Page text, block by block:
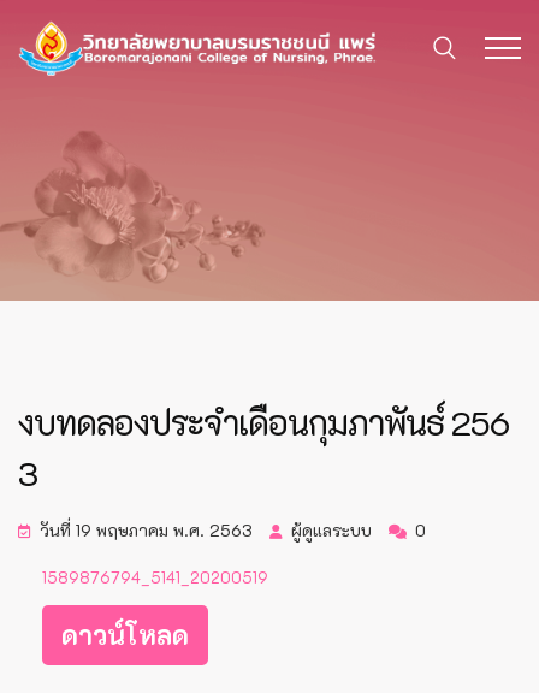
งบทดลองประจำเดือนกุมภาพันธ์ 256
3
วันที่ 19 พฤษภาคม พ.ศ. 2563 ผู้ดูแลระบบ 0
1589876794_5141_20200519
ดาวน์โหลด